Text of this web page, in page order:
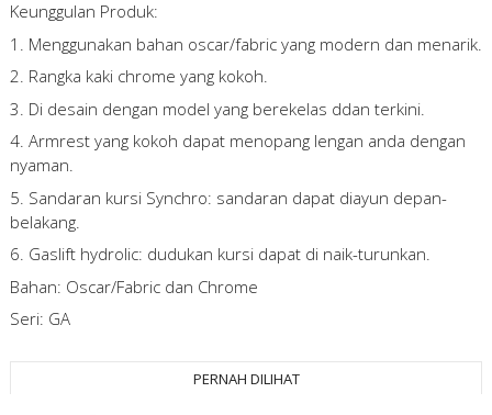
Keunggulan Produk:
1. Menggunakan bahan oscar/fabric yang modern dan menarik.
2. Rangka kaki chrome yang kokoh.
3. Di desain dengan model yang berekelas ddan terkini.
4. Armrest yang kokoh dapat menopang lengan anda dengan
nyaman.
5. Sandaran kursi Synchro: sandaran dapat diayun depan-
belakang.
6. Gaslift hydrolic: dudukan kursi dapat di naik-turunkan.
Bahan: Oscar/Fabric dan Chrome
Seri: GA
PERNAH DILIHAT